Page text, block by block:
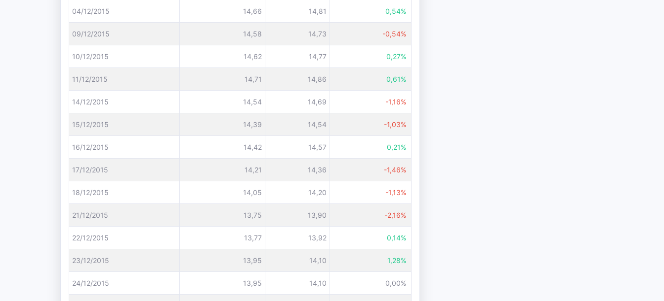
04/12/2015 14,66 14,81 0,54%
09/12/2015 14,58 14,73 -0,54%
10/12/2015 14,62 14,77 0,27%
11/12/2015 14,71 14,86 0,61%
14/12/2015 14,54 14,69 -1,16%
15/12/2015 14,39 14,54 -1,03%
16/12/2015 14,42 14,57 0,21%
17/12/2015 14,21 14,36 -1,46%
18/12/2015 14,05 14,20 -1,13%
21/12/2015 13,75 13,90 -2,16%
22/12/2015 13,77 13,92 0,14%
23/12/2015 13,95 14,10 1,28%
24/12/2015 13,95 14,10 0,00%